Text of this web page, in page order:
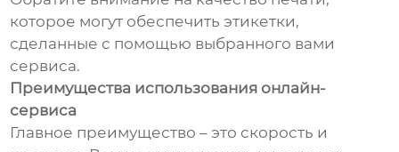
которое могут обеспечить этикетки,
сделанные с помощью выбранного вами
сервиса.
Преимущества использования онлайн-
сервиса
Главное преимущество – это скорость и